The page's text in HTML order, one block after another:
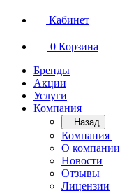
Кабинет
0 Корзина
Бренды
Акции
Услуги
Компания
Назад
Компания
О компании
Новости
Отзывы
Лицензии